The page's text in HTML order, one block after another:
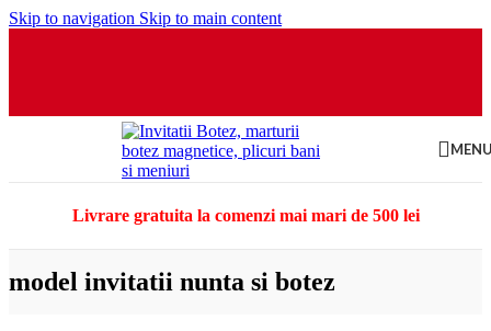
Skip to navigation Skip to main content
Livrare gratuita la comenzi mai mari de 500 lei
model invitatii nunta si botez